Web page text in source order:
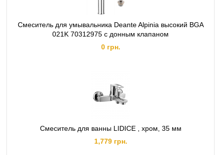
Смеситель для умывальника Deante Alpinia высокий BGA
021K 70312975 с донным клапаном
0 грн.
Смеситель для ванны LIDICE , хром, 35 мм
1,779 грн.